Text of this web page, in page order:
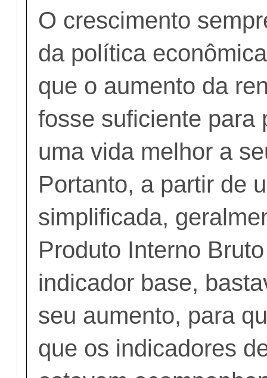
O crescimento
da política
que o aumento da
fosse suficiente para
uma vida melhor a
Portanto, a partir de
simplificada,
Produto Interno
indicador base,
seu aumento, para
que os indicadores